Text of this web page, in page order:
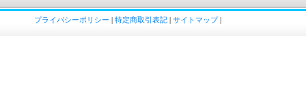
プライバシーポリシー | 特定商取引表記 | サイトマップ|